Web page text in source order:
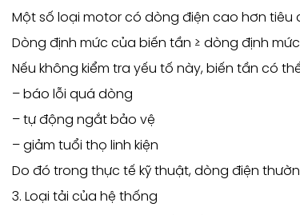
Một số loại motor có dòng điện cao hơn tiêu
Dòng định mức của biến tần ≥ dòng định
Nếu không kiểm tra yếu tố này, biến tần có
– báo lỗi quá dòng
– tự động ngắt bảo vệ
– giảm tuổi thọ linh kiện
Do đó trong thực tế kỹ thuật, dòng điện
3. Loại tải của hệ thống